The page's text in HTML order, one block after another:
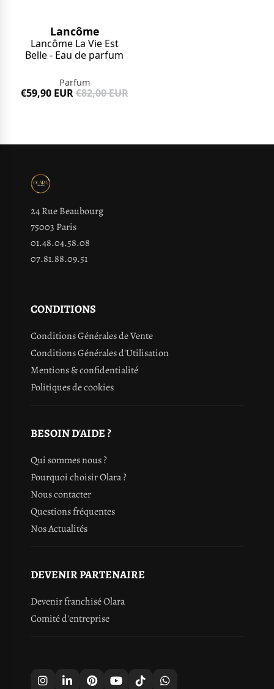
Lancôme
Lancôme La Vie Est
Belle - Eau de parfum
Parfum
€59,90 EUR€82,00 EUR
24 Rue Beaubourg
75003 Paris
01.48.04.58.08
07.81.88.09.51
CONDITIONS
Conditions Générales de Vente
Conditions Générales d'Utilisation
Mentions & confidentialité
Politiques de cookies
BESOIN D'AIDE ?
Qui sommes nous ?
Pourquoi choisir Olara ?
Nous contacter
Questions fréquentes
Nos Actualités
DEVENIR PARTENAIRE
Devenir franchisé Olara
Comité d'entreprise